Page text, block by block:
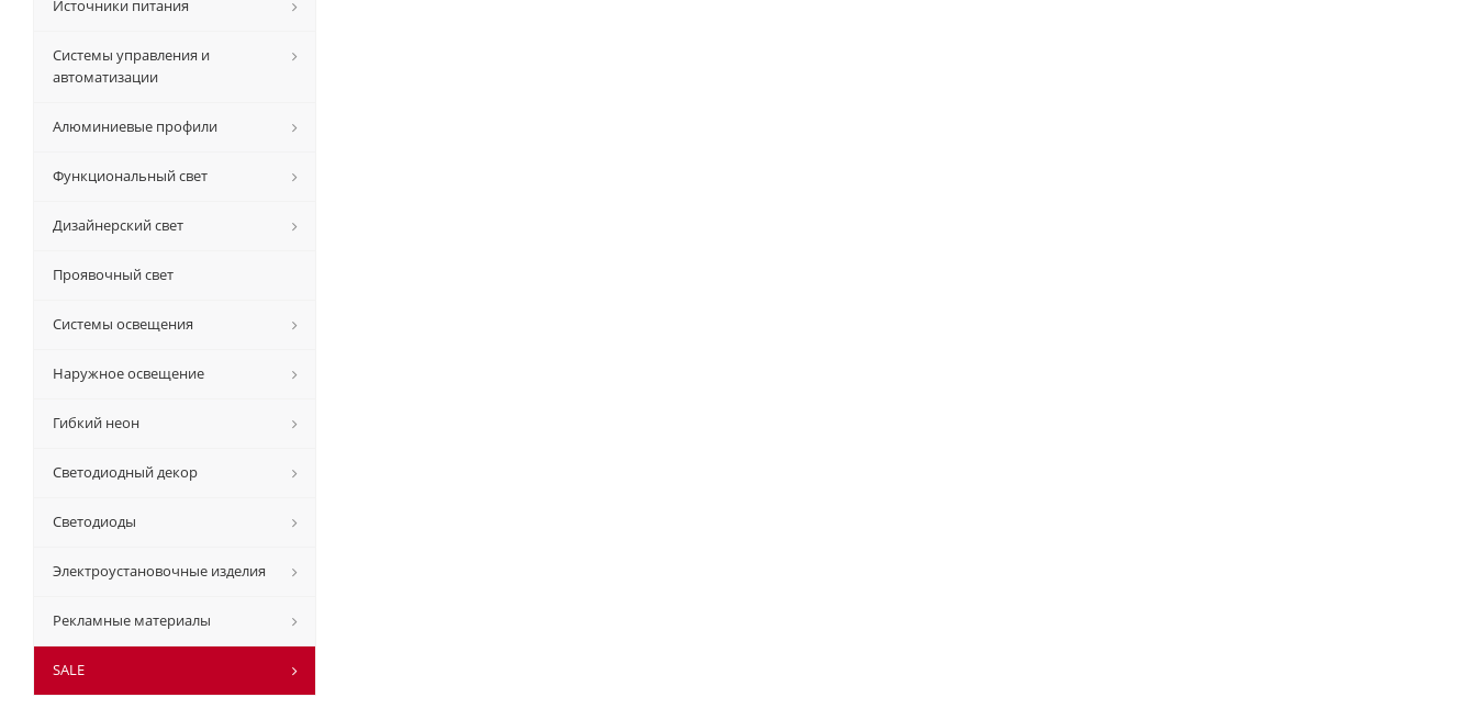
Источники питания
Системы управления и
автоматизации
Алюминиевые профили
Функциональный свет
Дизайнерский свет
Проявочный свет
Системы освещения
Наружное освещение
Гибкий неон
Светодиодный декор
Светодиоды
Электроустановочные изделия
Рекламные материалы
SALE